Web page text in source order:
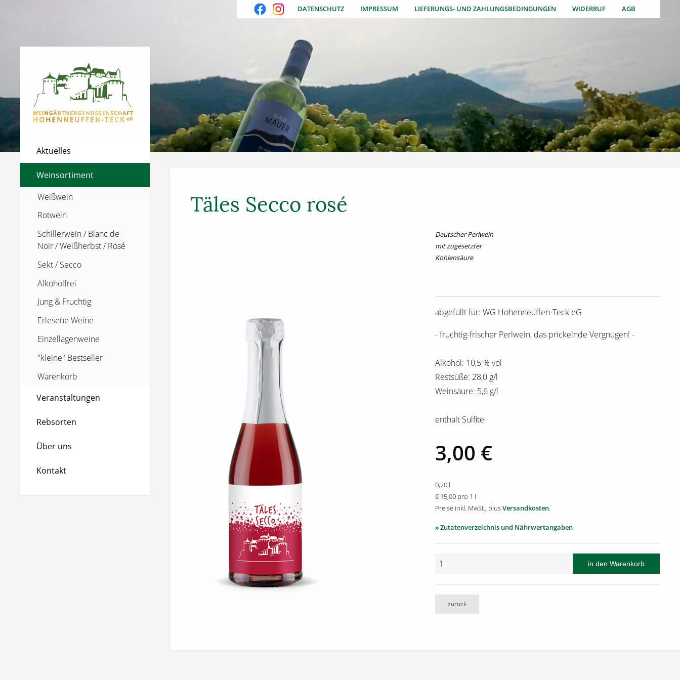
DATENSCHUTZ IMPRESSUM LIEFERUNGS- UND ZAHLUNGSBEDINGUNGEN WIDERRUF AGB
Aktuelles
Weinsortiment
Weißwein
Rotwein
Schillerwein / Blanc de
Noir / Weißherbst / Rosé
Sekt / Secco
Alkoholfrei
Jung & Fruchtig
Erlesene Weine
Einzellagenweine
"kleine" Bestseller
Warenkorb
Veranstaltungen
Rebsorten
Über uns
Kontakt
Täles Secco rosé
Deutscher Perlwein
mit zugesetzter
Kohlensäure
abgefüllt für: WG Hohenneuffen-Teck eG
- fruchtig-frischer Perlwein, das prickelnde Vergnügen! -
Alkohol: 10,5 % vol
Restsüße: 28,0 g/l
Weinsäure: 5,6 g/l
enthält Sulfite
3,00 €
0,20 l
€ 15,00 pro 1 l
Preise inkl. MwSt., plusVersandkosten.
» Zutatenverzeichnis und Nährwertangaben
zurück